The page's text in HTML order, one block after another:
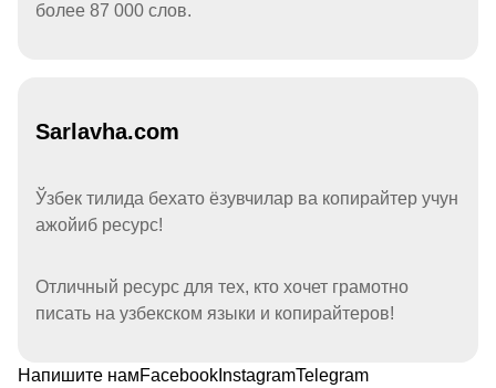
более 87 000 слов.
Sarlavha.com
Ўзбек тилида бехато ёзувчилар ва копирайтер учун
ажойиб ресурс!
Отличный ресурс для тех, кто хочет грамотно
писать на узбекском языки и копирайтеров!
Напишите намFacebook InstagramTelegram